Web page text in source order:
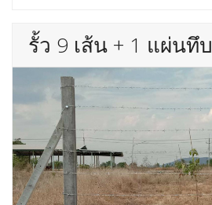
รั้ว 9 เส้น + 1 แผ่นทึบ